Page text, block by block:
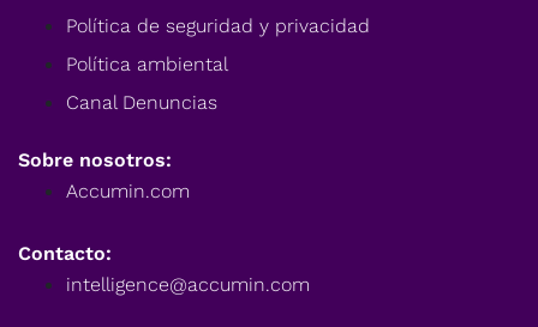
Política de seguridad y privacidad
Política ambiental
Canal Denuncias
Sobre nosotros:
Accumin.com
Contacto:
intelligence@accumin.com